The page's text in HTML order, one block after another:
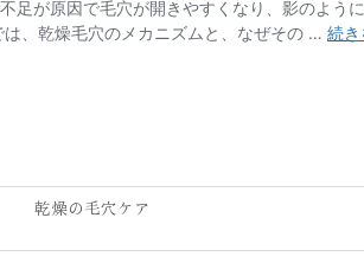
乾燥の毛穴ケア